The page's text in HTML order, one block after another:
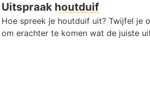
Uitspraak houtduif
Hoe spreek je houtduif uit? Twijfel je
om erachter te komen wat de juiste